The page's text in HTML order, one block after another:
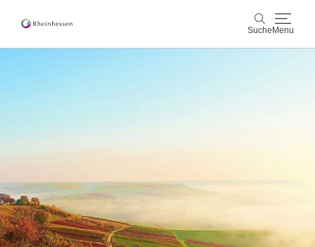
Suche Menu
Veranstaltungen
Buchung & Service